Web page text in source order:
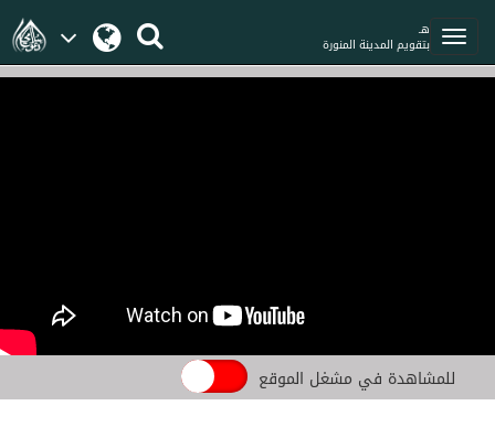
هـ
بتقويم المدينة المنورة
للمشاهدة في مشغل الموقع